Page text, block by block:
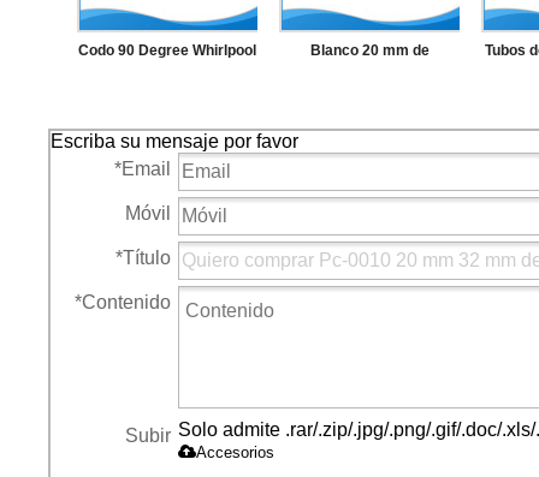
Codo 90 Degree Whirlpool Blanco 20 mm de Tubos
Escriba su mensaje por favor
*Email
Móvil
*Título
*Contenido
Subir Solo admite .rar/.zip/.jpg/.png/.gif/.doc/
Accesorios